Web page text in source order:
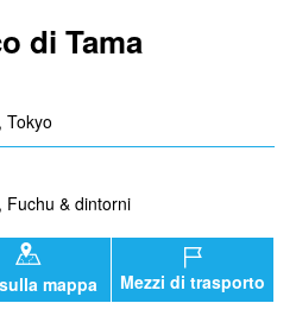
di Tama
Tokyo
Fuchu & dintorni
mappa Mezzi di trasporto